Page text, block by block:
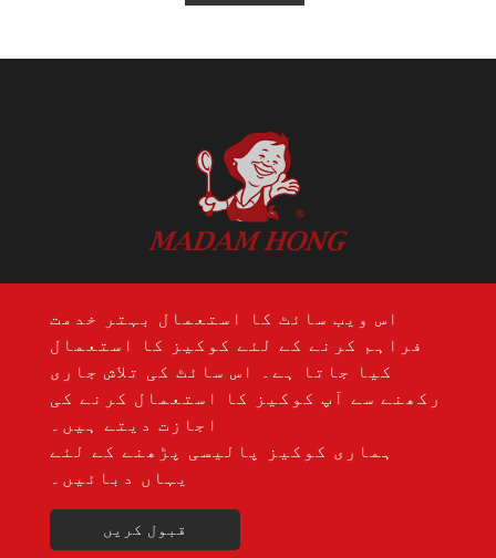
اس ویب سائٹ کا استعمال بہتر خدمت
فراہم کرنے کے لئے کوکیز کا استعمال
کیا جاتا ہے۔ اس سائٹ کی تلاش جاری
رکھنے سے آپ کوکیز کا استعمال کرنے کی
اجازت دیتے ہیں۔
ہماری کوکیز پالیسی پڑھنے کے لئے
یہاں دبائیں۔
قبول کریں
وینکسین روڈ، نانٹون ڈسٹرکٹ، تائیچنگ
ٹیلی فون:
jouho.hdm@gmail.com
Copyright © 2020-2026 Hong Da Ma Food Co., LTD. All
rights reserved.
jouho.hdm@gmail.com